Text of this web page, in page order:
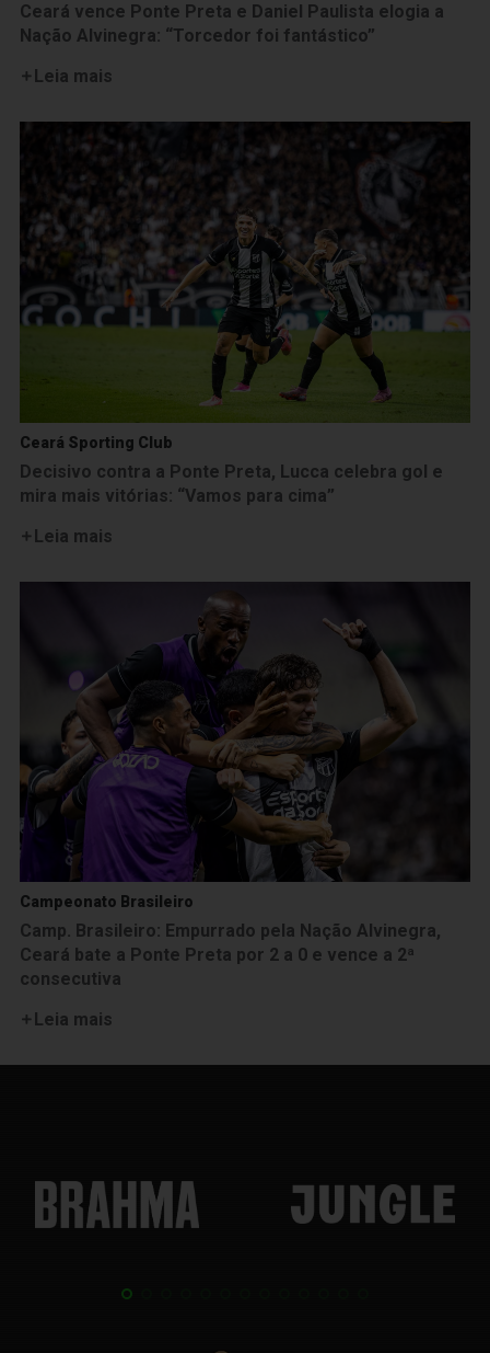
Ceará vence Ponte Preta e Daniel Paulista elogia a
Nação Alvinegra: “Torcedor foi fantástico”
Leia mais
Ceará Sporting Club
Decisivo contra a Ponte Preta, Lucca celebra gol e
mira mais vitórias: “Vamos para cima”
Leia mais
Campeonato Brasileiro
Camp. Brasileiro: Empurrado pela Nação Alvinegra,
Ceará bate a Ponte Preta por 2 a 0 e vence a 2ª
consecutiva
Leia mais